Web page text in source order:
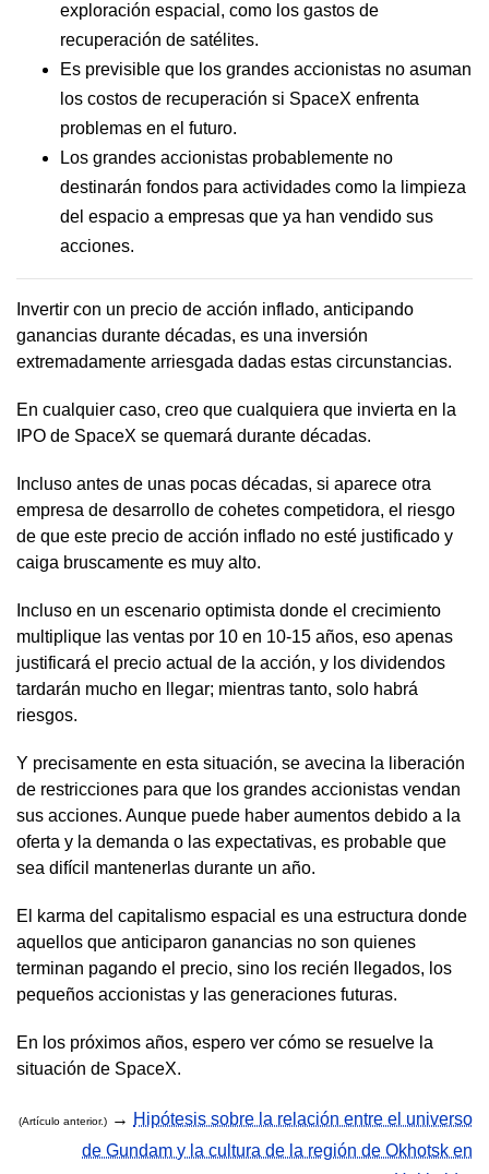
exploración espacial, como los gastos de
recuperación de satélites.
Es previsible que los grandes accionistas no asuman
los costos de recuperación si SpaceX enfrenta
problemas en el futuro.
Los grandes accionistas probablemente no
destinarán fondos para actividades como la limpieza
del espacio a empresas que ya han vendido sus
acciones.
Invertir con un precio de acción inflado, anticipando
ganancias durante décadas, es una inversión
extremadamente arriesgada dadas estas circunstancias.
En cualquier caso, creo que cualquiera que invierta en la
IPO de SpaceX se quemará durante décadas.
Incluso antes de unas pocas décadas, si aparece otra
empresa de desarrollo de cohetes competidora, el riesgo
de que este precio de acción inflado no esté justificado y
caiga bruscamente es muy alto.
Incluso en un escenario optimista donde el crecimiento
multiplique las ventas por 10 en 10-15 años, eso apenas
justificará el precio actual de la acción, y los dividendos
tardarán mucho en llegar; mientras tanto, solo habrá
riesgos.
Y precisamente en esta situación, se avecina la liberación
de restricciones para que los grandes accionistas vendan
sus acciones. Aunque puede haber aumentos debido a la
oferta y la demanda o las expectativas, es probable que
sea difícil mantenerlas durante un año.
El karma del capitalismo espacial es una estructura donde
aquellos que anticiparon ganancias no son quienes
terminan pagando el precio, sino los recién llegados, los
pequeños accionistas y las generaciones futuras.
En los próximos años, espero ver cómo se resuelve la
situación de SpaceX.
(Artículo anterior.) → Hipótesis sobre la relación entre el universo
de Gundam y la cultura de la región de Okhotsk en